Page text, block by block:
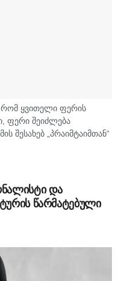
რომ ყვითელი ფერის
ფერი შეიძლება
შესახებ „პრაიმტაიმთან“
ირაკლი არაბული
იყოს...
და
წარმატებული